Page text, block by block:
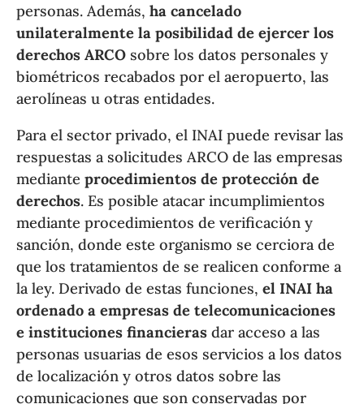
personas. Además,ha cancelado
unilateralmente la posibilidad de ejercer los
derechos ARCO sobre los datos personales y
biométricos recabados por el aeropuerto, las
aerolíneas u otras entidades.
Para el sector privado, el INAI puede revisar las
respuestas a solicitudes ARCO de las empresas
medianteprocedimientos de protección de
derechos. Es posible atacar incumplimientos
mediante procedimientos de verificación y
sanción, donde este organismo se cerciora de
que los tratamientos de se realicen conforme a
la ley. Derivado de estas funciones,el INAI ha
ordenado a empresas de telecomunicaciones
e instituciones financieras dar acceso a las
personas usuarias de esos servicios a los datos
de localización y otros datos sobre las
comunicaciones que son conservadas por